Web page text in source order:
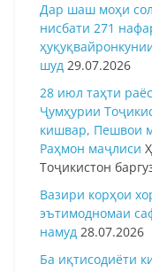
Дар шаш моҳи
нисбати 271
шуд 29.07.2026
28 июл таҳти
Ҷумҳурии
кишвар, Пешвои
Раҳмон маҷлиси
Тоҷикистон
Вазири корҳои
эътимодномаи
намуд 28.07.2026
Ба иқтисодиёти